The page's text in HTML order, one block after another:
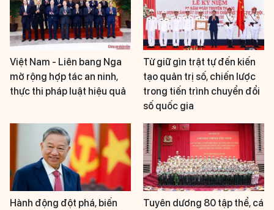
Việt Nam - Liên bang Nga
mở rộng hợp tác an ninh,
thực thi pháp luật hiệu quả
Từ giữ gìn trật tự đến kiến
tạo quản trị số, chiến lược
trong tiến trình chuyển đổi
số quốc gia
Hành động đột phá, biến
Tuyên dương 80 tập thể, cá